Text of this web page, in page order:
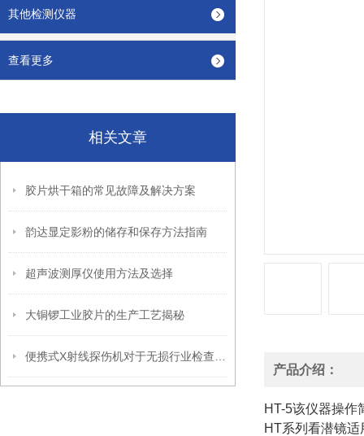
其他检测仪器
查看更多
相关文章
胶片烘干箱的常见故障及解决方案
韵达显定影粉的储存和保存方法指南
超声波测厚仪使用方法及选择
大铜锣工业胶片的生产工艺揭秘
产品介绍：
HT-5该仪器操作
HT系列看潜镜